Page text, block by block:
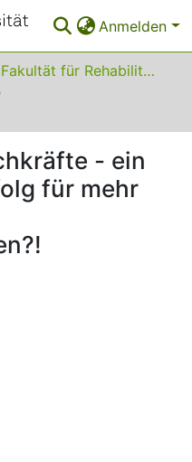
Anmelden
13 Fakultät für Rehabilitationswissenschaften
- ein
für mehr